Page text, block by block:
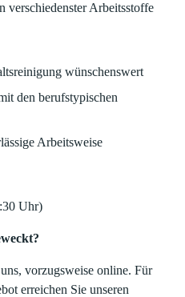
verschiedenster Arbeitsstoffe
wünschenswert
den berufstypischen
Arbeitsweise
Uhr)
vorzugsweise online. Für
erreichen Sie unseren